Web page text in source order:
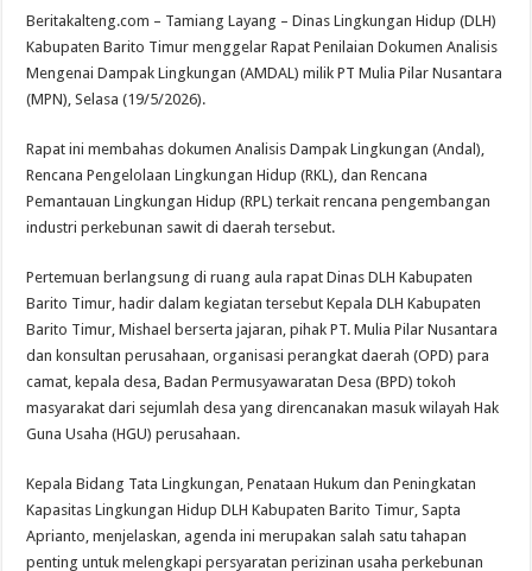
Beritakalteng.com – Tamiang Layang – Dinas Lingkungan Hidup (DLH)
Kabupaten Barito Timur menggelar Rapat Penilaian Dokumen Analisis
Mengenai Dampak Lingkungan (AMDAL) milik PT Mulia Pilar Nusantara
(MPN), Selasa (19/5/2026).
Rapat ini membahas dokumen Analisis Dampak Lingkungan (Andal),
Rencana Pengelolaan Lingkungan Hidup (RKL), dan Rencana
Pemantauan Lingkungan Hidup (RPL) terkait rencana pengembangan
industri perkebunan sawit di daerah tersebut.
Pertemuan berlangsung di ruang aula rapat Dinas DLH Kabupaten
Barito Timur, hadir dalam kegiatan tersebut Kepala DLH Kabupaten
Barito Timur, Mishael berserta jajaran, pihak PT. Mulia Pilar Nusantara
dan konsultan perusahaan, organisasi perangkat daerah (OPD) para
camat, kepala desa, Badan Permusyawaratan Desa (BPD) tokoh
masyarakat dari sejumlah desa yang direncanakan masuk wilayah Hak
Guna Usaha (HGU) perusahaan.
Kepala Bidang Tata Lingkungan, Penataan Hukum dan Peningkatan
Kapasitas Lingkungan Hidup DLH Kabupaten Barito Timur, Sapta
Aprianto, menjelaskan, agenda ini merupakan salah satu tahapan
penting untuk melengkapi persyaratan perizinan usaha perkebunan